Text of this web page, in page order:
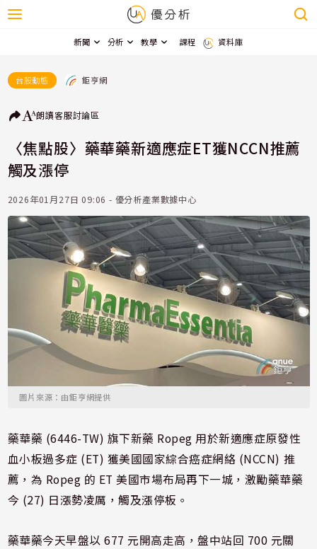
新聞 分析 教學 課程 資料庫
台股動態 鉅亨網
朗讀客服討論區
〈焦點股〉藥華藥新適應症ET獲NCCN推薦
觸及漲停
2026年01月27日 09:06 - 優分析產業數據中心
圖片來源：由鉅亨網提供
藥華藥 (6446-TW) 旗下新藥 Ropeg 用於新適應症原發性
血小板過多症 (ET) 獲美國國家綜合癌症網絡 (NCCN) 推
薦，為 Ropeg 的 ET 美國市場布局再下一城，激勵藥華藥
今 (27) 日漲勢凌厲，觸及漲停板。
藥華藥今天早盤以 677 元開高走高，盤中站回 700 元關